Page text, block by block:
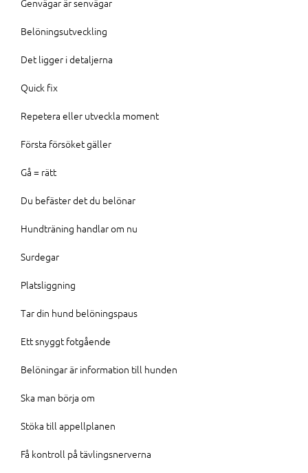
Belöningsutveckling
Det ligger i detaljerna
Quick fix
Repetera eller utveckla moment
Första försöket gäller
Gå = rätt
Du befäster det du belönar
Hundträning handlar om nu
Surdegar
Platsliggning
Tar din hund belöningspaus
Ett snyggt fotgående
Belöningar är information till hunden
Ska man börja om
Stöka till appellplanen
Få kontroll på tävlingsnerverna